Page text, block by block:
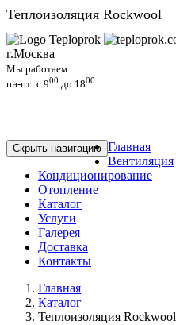
Теплоизоляция Rockwool
г.Москва
Мы работаем
пн-пт: c 900 до 1800
Скрыть навигацию Главная
Вентиляция
Кондиционирование
Отопление
Каталог
Услуги
Галерея
Доставка
Контакты
Главная
Каталог
Теплоизоляция Rockwool